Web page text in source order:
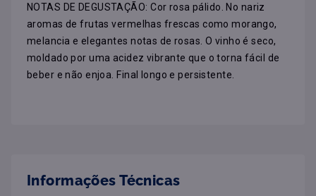
NOTAS DE DEGUSTAÇÃO: Cor rosa pálido. No nariz
aromas de frutas vermelhas frescas como morango,
melancia e elegantes notas de rosas. O vinho é seco,
moldado por uma acidez vibrante que o torna fácil de
beber e não enjoa. Final longo e persistente.
Informações Técnicas